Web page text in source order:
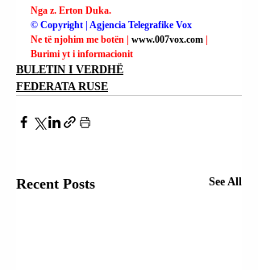
Nga z. Erton Duka.
© Copyright | Agjencia Telegrafike Vox
Ne të njohim me botën | www.007vox.com |
Burimi yt i informacionit
BULETIN I VERDHË
FEDERATA RUSE
Recent Posts See All